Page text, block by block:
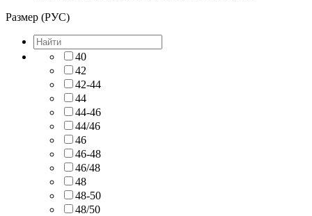
Размер (РУС)
40
42
42-44
44
44-46
44/46
46
46-48
46/48
48
48-50
48/50